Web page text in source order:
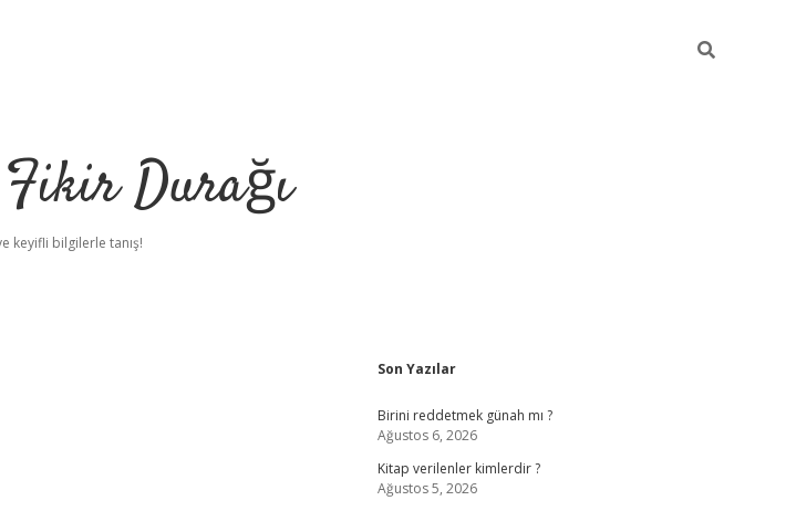
Durağı
keyifli bilgilerle tanış!
Sidebar
Son Yazılar
Birini reddetmek günah mı ?
Ağustos 6, 2026
Kitap verilenler kimlerdir ?
Ağustos 5, 2026
ilbet girişhttps://betexpergiris.casino/